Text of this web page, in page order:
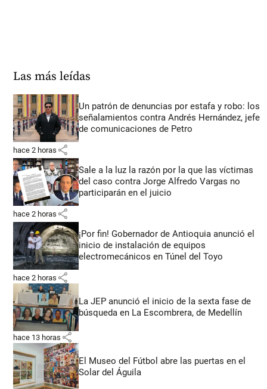
Las más leídas
Un patrón de denuncias por estafa y robo: los
señalamientos contra Andrés Hernández, jefe
de comunicaciones de Petro
hace 2 horas share
Sale a la luz la razón por la que las víctimas
del caso contra Jorge Alfredo Vargas no
participarán en el juicio
hace 2 horas share
¡Por fin! Gobernador de Antioquia anunció el
inicio de instalación de equipos
electromecánicos en Túnel del Toyo
hace 2 horas share
La JEP anunció el inicio de la sexta fase de
búsqueda en La Escombrera, de Medellín
hace 13 horas share
El Museo del Fútbol abre las puertas en el
Solar del Águila